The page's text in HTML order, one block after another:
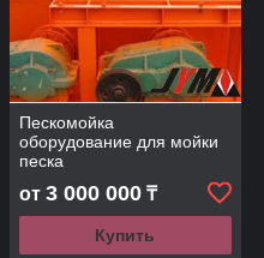
Пескомойка
оборудование для мойки
песка
от 3 000 000 ₸
Купить